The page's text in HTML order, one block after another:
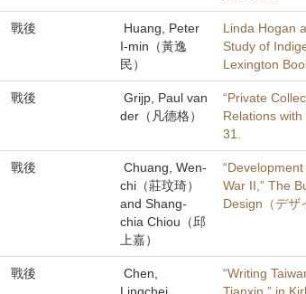
戰後
Huang, Peter
I-min（黃逸
民）
Linda Hogan
Study of
Lexington
戰後
Grijp, Paul van
der（凡德格）
“Private
Relations
31.
戰後
Chuang, Wen-
chi（莊玟琦）
and Shang-
chia Chiou（邱
上嘉）
War II,” The
Design（デザ
戰後
Chen,
“Writing